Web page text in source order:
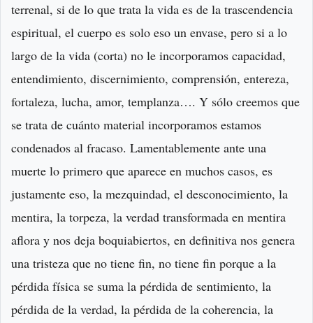
terrenal, si de lo que trata la vida es de la trascendencia
espiritual, el cuerpo es solo eso un envase, pero si a lo
largo de la vida (corta) no le incorporamos capacidad,
entendimiento, discernimiento, comprensión, entereza,
fortaleza, lucha, amor, templanza…. Y sólo creemos que
se trata de cuánto material incorporamos estamos
condenados al fracaso. Lamentablemente ante una
muerte lo primero que aparece en muchos casos, es
justamente eso, la mezquindad, el desconocimiento, la
mentira, la torpeza, la verdad transformada en mentira
aflora y nos deja boquiabiertos, en definitiva nos genera
una tristeza que no tiene fin, no tiene fin porque a la
pérdida física se suma la pérdida de sentimiento, la
pérdida de la verdad, la pérdida de la coherencia, la